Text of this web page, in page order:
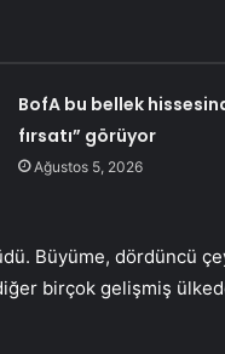
BofA bu bellek
fırsatı” görüyor
Ağustos 5, 2026
Büyüme, dördüncü
birçok gelişmiş